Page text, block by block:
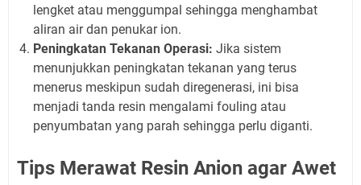
lengket atau menggumpal sehingga menghambat
aliran air dan penukar ion.
Peningkatan Tekanan Operasi: Jika sistem
menunjukkan peningkatan tekanan yang terus
menerus meskipun sudah diregenerasi, ini bisa
menjadi tanda resin mengalami fouling atau
penyumbatan yang parah sehingga perlu diganti.
Tips Merawat Resin Anion agar Awet